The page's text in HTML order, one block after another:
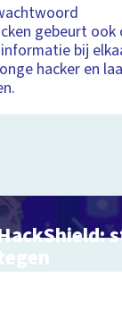
gebeurt ook
bij
hacker en